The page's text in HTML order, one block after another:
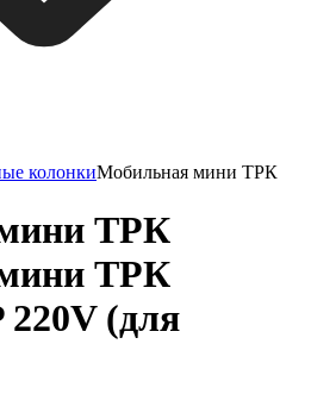
колонкиМобильная мини ТРК
ТРК
ТРК
(для